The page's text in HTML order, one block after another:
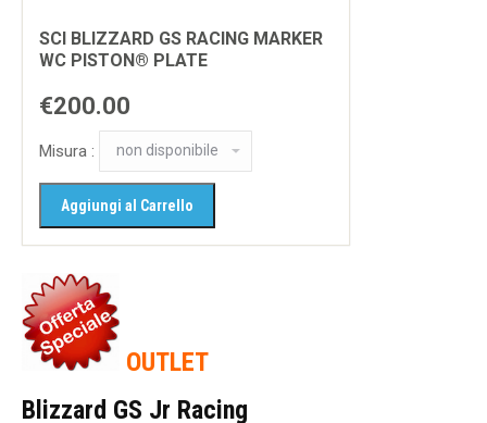
SCI BLIZZARD GS RACING MARKER
WC PISTON® PLATE
€200.00
Misura :
OUTLET
Blizzard GS Jr Racing